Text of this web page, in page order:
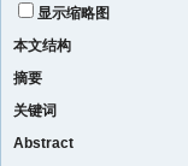
显示缩略图
本文结构
摘要
关键词
Abstract